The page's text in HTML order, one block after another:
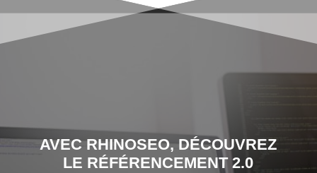
AVEC RHINOSEO, DÉCOUVREZ
LE RÉFÉRENCEMENT 2.0